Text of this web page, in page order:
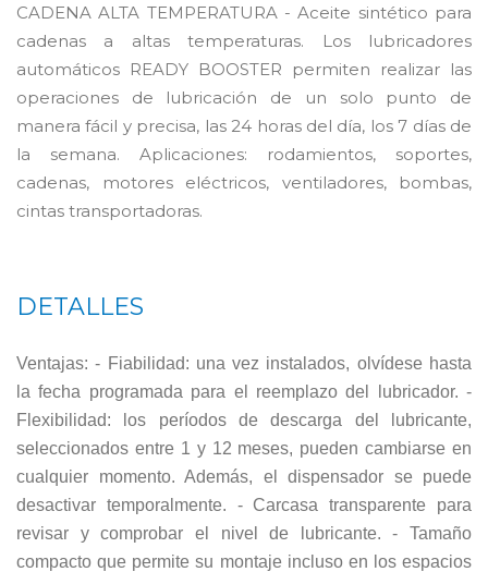
CADENA ALTA TEMPERATURA - Aceite sintético para
cadenas a altas temperaturas. Los lubricadores
automáticos READY BOOSTER permiten realizar las
operaciones de lubricación de un solo punto de
manera fácil y precisa, las 24 horas del día, los 7 días de
la semana. Aplicaciones: rodamientos, soportes,
cadenas, motores eléctricos, ventiladores, bombas,
cintas transportadoras.
DETALLES
Ventajas: - Fiabilidad: una vez instalados, olvídese hasta
la fecha programada para el reemplazo del lubricador. -
Flexibilidad: los períodos de descarga del lubricante,
seleccionados entre 1 y 12 meses, pueden cambiarse en
cualquier momento. Además, el dispensador se puede
desactivar temporalmente. - Carcasa transparente para
revisar y comprobar el nivel de lubricante. - Tamaño
compacto que permite su montaje incluso en los espacios